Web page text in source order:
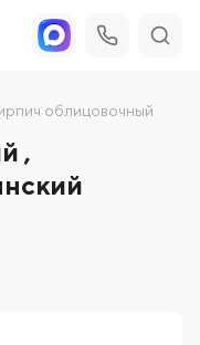
облицовочный
,